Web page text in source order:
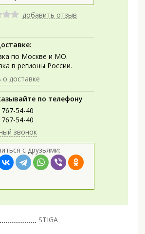
добавить отзыв
по Москве и МО.
в регионы России.
о доставке
по телефону
54-40
54-40
звонок
с друзьями:
STIGA